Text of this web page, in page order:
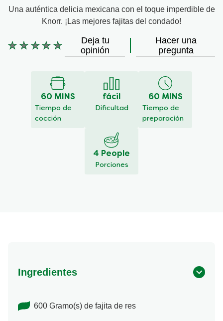
Una auténtica delicia mexicana con el toque imperdible de
Knorr. ¡Las mejores fajitas del condado!
No
calificaciones
Deja tu
opinión
Hacer una
pregunta
60 MINS
Tiempo de
cocción
fácil
Dificultad
60 MINS
Tiempo de
preparación
4 People
Porciones
Ingredientes
600 Gramo(s) de fajita de res